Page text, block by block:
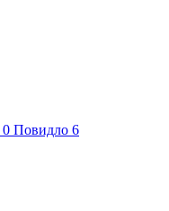
0 Повидло 6